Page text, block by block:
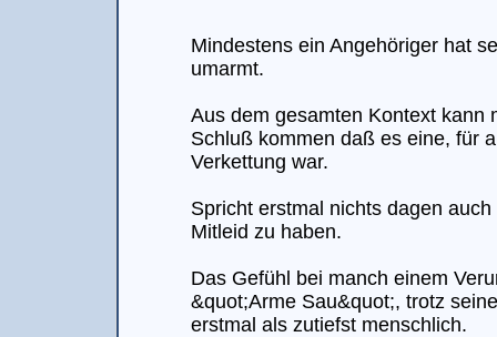
Mindestens ein Angehöriger hat
umarmt.
Aus dem gesamten Kontext kann
Schluß kommen daß es eine, für
Verkettung war.
Spricht erstmal nichts dagen
Mitleid zu haben.
Das Gefühl bei manch einem
&quot;Arme Sau&quot;, trotz
erstmal als zutiefst menschlich.